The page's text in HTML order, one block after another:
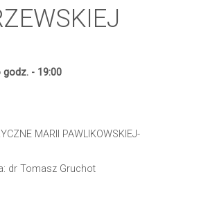
godz. - 19:00
MARII PAWLIKOWSKIEJ-
dr Tomasz Gruchot